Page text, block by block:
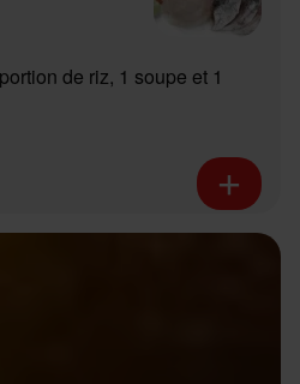
de riz, 1 soupe et 1